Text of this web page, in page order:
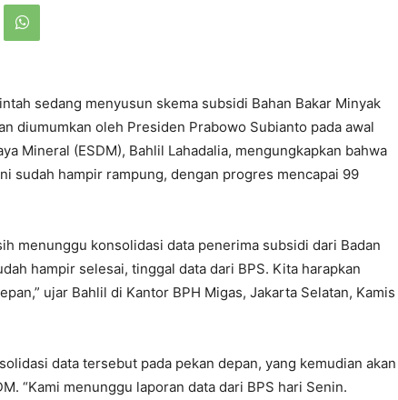
sedang menyusun skema subsidi Bahan Bakar Minyak
diumumkan oleh Presiden Prabowo Subianto pada awal
Mineral (ESDM), Bahlil Lahadalia, mengungkapkan bahwa
sudah hampir rampung, dengan progres mencapai 99
menunggu konsolidasi data penerima subsidi dari Badan
hampir selesai, tinggal data dari BPS. Kita harapkan
ujar Bahlil di Kantor BPH Migas, Jakarta Selatan, Kamis
data tersebut pada pekan depan, yang kemudian akan
“Kami menunggu laporan data dari BPS hari Senin.